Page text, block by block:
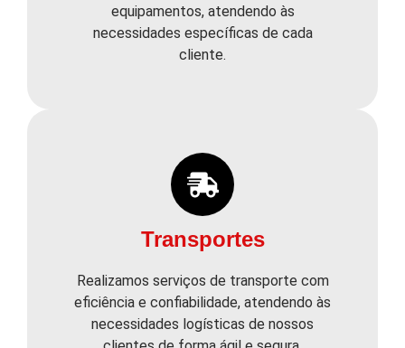
equipamentos, atendendo às
necessidades específicas de cada
cliente.
Transportes
Realizamos serviços de transporte com
eficiência e confiabilidade, atendendo às
necessidades logísticas de nossos